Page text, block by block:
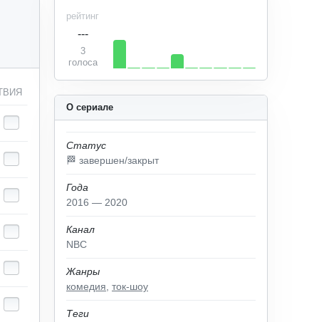
О сериале
Статус
🏁 завершен/закрыт
Года
2016 — 2020
Канал
NBC
Жанры
комедия ток-шоу
Теги
рейтинг
---
3
голоса